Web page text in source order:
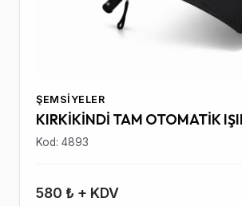
ŞEMSIYELER
KIRKİKİNDİ TAM OTOMATİK
Kod: 4893
580 ₺ + KDV